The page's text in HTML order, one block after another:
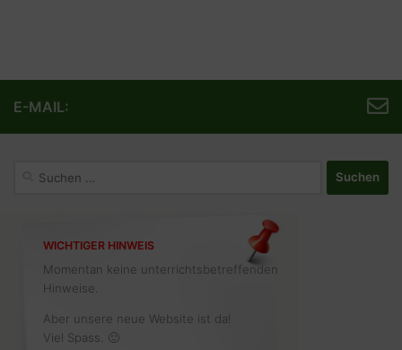
E-MAIL:
WICHTIGER HINWEIS
Momentan keine unterrichtsbetreffenden
Hinweise.
Aber unsere neue Website ist da!
Viel Spass. 🙂